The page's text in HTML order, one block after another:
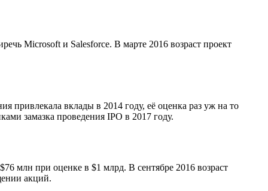
Microsoft и Salesforce. В марте 2016 возраст проект
привлекала вклады в 2014 году, её оценка раз уж на то
замазка проведения IPO в 2017 году.
млн при оценке в $1 млрд. В сентябре 2016 возраст
акций.